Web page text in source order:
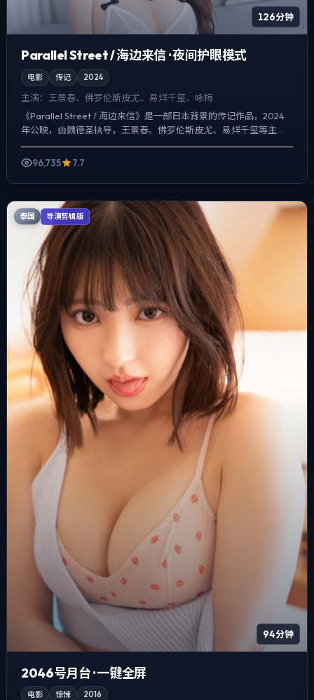
126分钟
Parallel Street / 海边来信 · 夜间护眼模式
电影 传记 2024
主演： 王景春、佛罗伦斯·皮尤、易烊千玺、咏梅
《Parallel Street / 海边来信》是一部日本背景的传记作品，2024
年公映，由魏德圣执导，王景春、佛罗伦斯·皮尤、易烊千玺等主
演。影像偏纪实质感，手持与固定机位交...
96,735
7.7
泰国 导演剪辑版
94分钟
2046号月台 · 一键全屏
电影 惊悚 2016